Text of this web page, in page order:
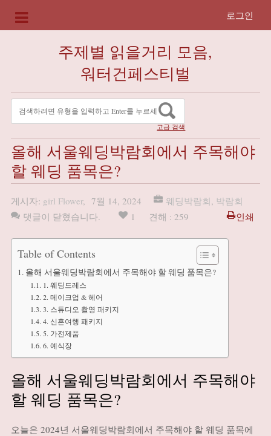
로그인
주제별 읽을거리 모음,
워터건페스티벌
고급 검색
올해 서울웨딩박람회에서 주목해야
할 웨딩 품목은?
게시자: girl Flower, 7월 14, 2024 웨딩박람회, 박람회
댓글이 닫혔습니다.
1 견해 : 259 인쇄
Table of Contents
올해 서울웨딩박람회에서 주목해야 할 웨딩 품목은?
1. 웨딩드레스
2. 메이크업 & 헤어
3. 스튜디오 촬영 패키지
4. 신혼여행 패키지
5. 가전제품
6. 예식장
올해 서울웨딩박람회에서 주목해야
할 웨딩 품목은?
오늘은 2024년 서울웨딩박람회에서 주목해야 할 웨딩 품목에